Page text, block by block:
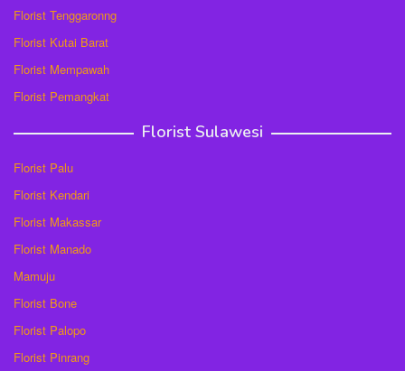
Florist Tenggaronng
Florist Kutai Barat
Florist Mempawah
Florist Pemangkat
Florist Sulawesi
Florist Palu
Florist Kendari
Florist Makassar
Florist Manado
Mamuju
Florist Bone
Florist Palopo
Florist Pinrang